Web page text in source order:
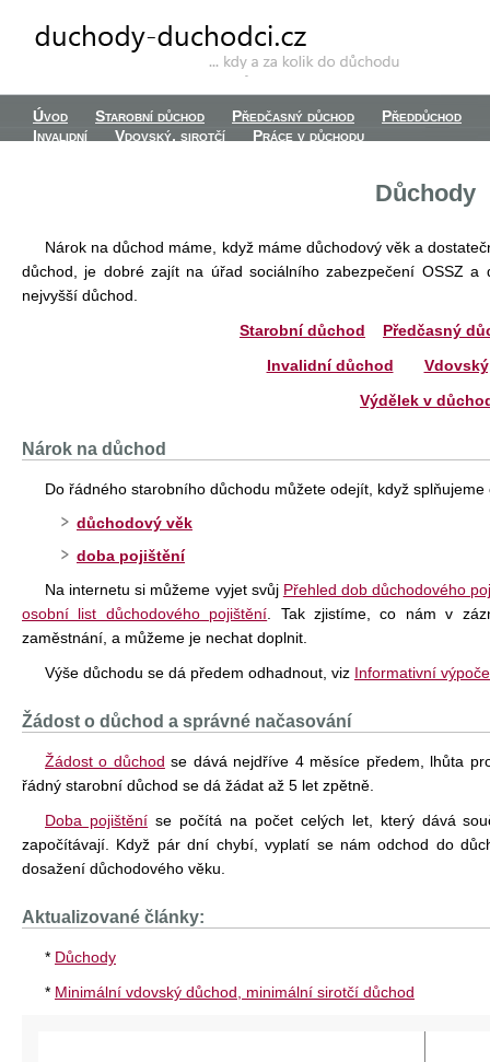
Úvod Starobní důchod Předčasný důchod
Předdůchod
Invalidní
Vdovský, sirotčí Práce v důchodu
Důchody
Nárok na důchod máme, když máme důchodový věk a
důchod, je dobré zajít na úřad sociálního zabezpečení OSSZ
nejvyšší důchod.
Starobní důchod
Předčasný
Invalidní důchod
Výdělek v
Nárok na důchod
Do řádného starobního důchodu můžete odejít, když
důchodový věk
doba pojištění
Na internetu si můžeme vyjet svůj Přehled dob důchodového
osobní list důchodového pojištění . Tak zjistíme, co nám v
zaměstnání, a můžeme je nechat doplnit.
Výše důchodu se dá předem odhadnout, viz Informativní
Žádost o důchod a správné načasování
Žádost o důchod se dává nejdříve 4 měsíce předem, lhůta
řádný starobní důchod se dá žádat až 5 let zpětně.
Doba pojištěníse počítá na počet celých let, který dává
započítávají. Když pár dní chybí, vyplatí se nám odchod do
dosažení důchodového věku.
Aktualizované články:
* Důchody
* Minimální vdovský důchod, minimální sirotčí důchod